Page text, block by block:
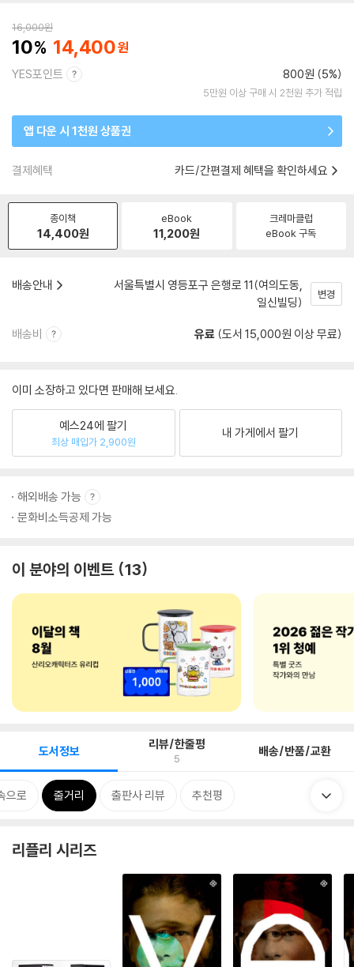
16,000원
10 14,400
YES포인트 800원 (5%)
5만원 이상 구매 시 2천원 추가 적립
앱 다운 시 1천원 상품권
결제혜택 카드/간편결제 혜택을 확인하세요
종이책
14,400원
eBook
11,200원
크레마클럽
eBook 구독
배송안내
서울특별시 영등포구 은행로 11(여의도동,
일신빌딩)
변경
배송비 유료 (도서 15,000원 이상 무료)
이미 소장하고 있다면 판매해 보세요.
예스24에 팔기
최상 매입가 2,900원
내 가게에서 팔기
해외배송 가능
문화비소득공제 가능
이 분야의 이벤트 13
도서정보 리뷰/한줄평
5 배송/반품/교환
으로 줄거리 출판사 리뷰 추천평
리플리 시리즈